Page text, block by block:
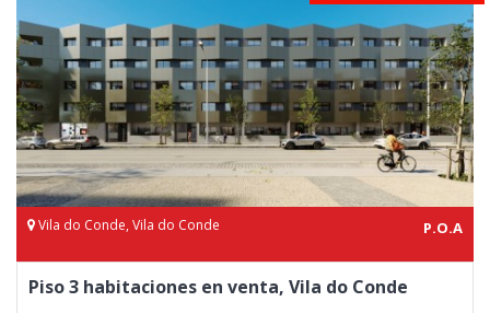
Vila do Conde, Vila do Conde P.O.A
Piso 3 habitaciones en venta, Vila do Conde